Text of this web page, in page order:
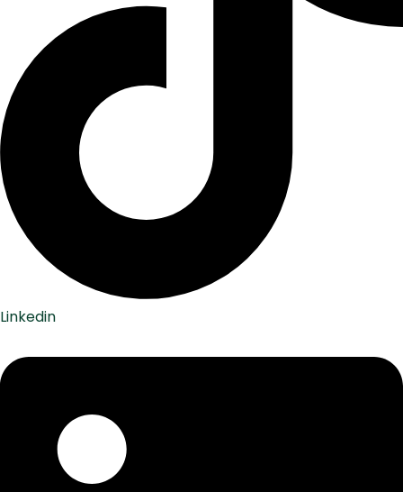
Linkedin